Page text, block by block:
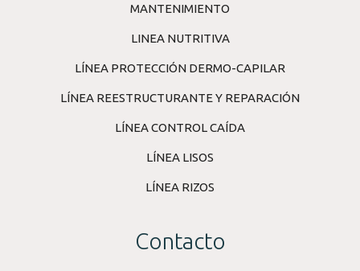
MANTENIMIENTO
LINEA NUTRITIVA
LÍNEA PROTECCIÓN DERMO-CAPILAR
LÍNEA REESTRUCTURANTE Y REPARACIÓN
LÍNEA CONTROL CAÍDA
LÍNEA LISOS
LÍNEA RIZOS
Contacto